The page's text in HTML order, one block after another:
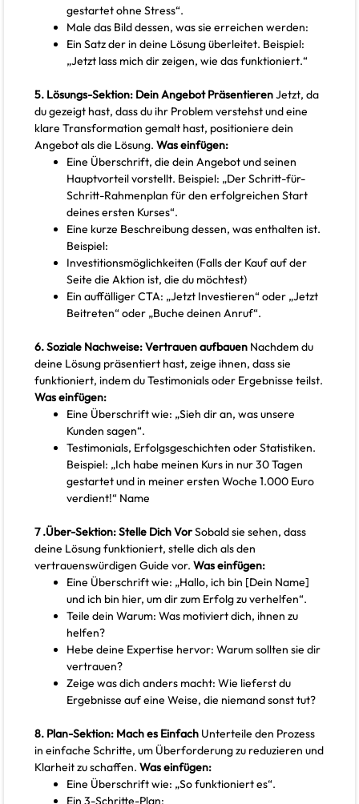
gestartet ohne Stress“.
Male das Bild dessen, was sie erreichen werden:
Ein Satz der in deine Lösung überleitet. Beispiel:
„Jetzt lass mich dir zeigen, wie das funktioniert.“
5. Lösungs-Sektion: Dein Angebot PräsentierenJetzt, da
du gezeigt hast, dass du ihr Problem verstehst und eine
klare Transformation gemalt hast, positioniere dein
Angebot als die Lösung. Was einfügen:
Eine Überschrift, die dein Angebot und seinen
Hauptvorteil vorstellt. Beispiel: „Der Schritt-für-
Schritt-Rahmenplan für den erfolgreichen Start
deines ersten Kurses“.
Eine kurze Beschreibung dessen, was enthalten ist.
Beispiel:
Investitionsmöglichkeiten (Falls der Kauf auf der
Seite die Aktion ist, die du möchtest)
Ein auffälliger CTA: „Jetzt Investieren“ oder „Jetzt
Beitreten“ oder „Buche deinen Anruf“.
6. Soziale Nachweise: Vertrauen aufbauen Nachdem du
deine Lösung präsentiert hast, zeige ihnen, dass sie
funktioniert, indem du Testimonials oder Ergebnisse teilst.
Was einfügen:
Eine Überschrift wie: „Sieh dir an, was unsere
Kunden sagen“.
Testimonials, Erfolgsgeschichten oder Statistiken.
Beispiel: „Ich habe meinen Kurs in nur 30 Tagen
gestartet und in meiner ersten Woche 1.000 Euro
verdient!“ Name
7 .Über-Sektion: Stelle Dich VorSobald sie sehen, dass
deine Lösung funktioniert, stelle dich als den
vertrauenswürdigen Guide vor. Was einfügen:
Eine Überschrift wie: „Hallo, ich bin [Dein Name]
und ich bin hier, um dir zum Erfolg zu verhelfen“.
Teile dein Warum: Was motiviert dich, ihnen zu
helfen?
Hebe deine Expertise hervor: Warum sollten sie dir
vertrauen?
Zeige was dich anders macht: Wie lieferst du
Ergebnisse auf eine Weise, die niemand sonst tut?
8. Plan-Sektion: Mach es Einfach Unterteile den Prozess
in einfache Schritte, um Überforderung zu reduzieren und
Klarheit zu schaffen. Was einfügen:
Eine Überschrift wie: „So funktioniert es“.
Ein 3-Schritte-Plan: